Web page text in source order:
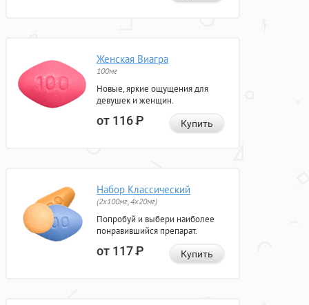
Женская Виагра
100мг
Новые, яркие ощущения для
девушек и женщин.
от 116Р Купить
Набор Классический
(2x100мг, 4x20мг)
Попробуй и выбери наиболее
понравившийся препарат.
от 117Р Купить